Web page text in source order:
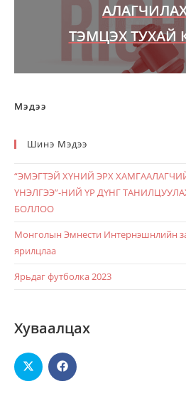
ТЭМЦЭХ ТУХАЙ
Мэдээ
Шинэ Мэдээ
“ЭМЭГТЭЙ ХҮНИЙ ЭРХ
ҮНЭЛГЭЭ”-НИЙ ҮР ДҮНГ
БОЛЛОО
Монголын Эмнести Интернэшнлийн
ярилцлаа
Ярьдаг футболка 2023
Хуваалцах